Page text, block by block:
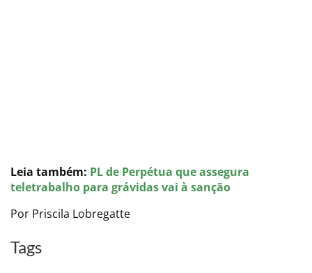
Leia também: PL de Perpétua que assegura
teletrabalho para grávidas vai à sanção
Por Priscila Lobregatte
Tags